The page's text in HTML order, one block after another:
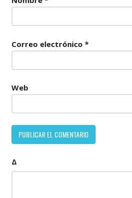
Correo electrónico *
Web
Δ